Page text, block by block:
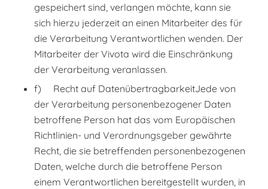
gespeichert sind, verlangen möchte, kann sie
sich hierzu jederzeit an einen Mitarbeiter des für
die Verarbeitung Verantwortlichen wenden. Der
Mitarbeiter der Vivota wird die Einschränkung
der Verarbeitung veranlassen.
f) Recht auf DatenübertragbarkeitJede von
der Verarbeitung personenbezogener Daten
betroffene Person hat das vom Europäischen
Richtlinien- und Verordnungsgeber gewährte
Recht, die sie betreffenden personenbezogenen
Daten, welche durch die betroffene Person
einem Verantwortlichen bereitgestellt wurden, in